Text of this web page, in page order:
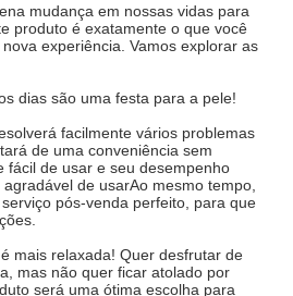
mudança em nossas vidas para
produto é exatamente o que você
experiência. Vamos explorar as
dias são uma festa para a pele!
facilmente vários problemas
de uma conveniência sem
fácil de usar e seu desempenho
de usarAo mesmo tempo,
pós-venda perfeito, para que
mais relaxada! Quer desfrutar de
mas não quer ficar atolado por
será uma ótima escolha para